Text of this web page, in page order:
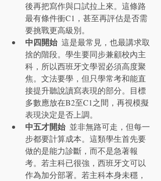
後再把寫作與口試拉上來。這條路
最有條件衝C1，甚至再評估是否需
要挑戰更高級別。
中四開始
  這是最常見，也最講求取
捨的階段。學生要同步兼顧校內主
科，所以西班牙文學習必須高度聚
焦。文法要學，但只學常考和能直
接提升聽說讀寫表現的部分。目標
多數應放在B2至C1之間，再視模擬
表現決定是否上調。
中五才開始
  並非無路可走，但每一
步都要計算成本。這類學生首先要
做的是能力診斷，而不是急著報
考。若主科已很強，西班牙文可以
作為加分部署。若主科本身未穩，